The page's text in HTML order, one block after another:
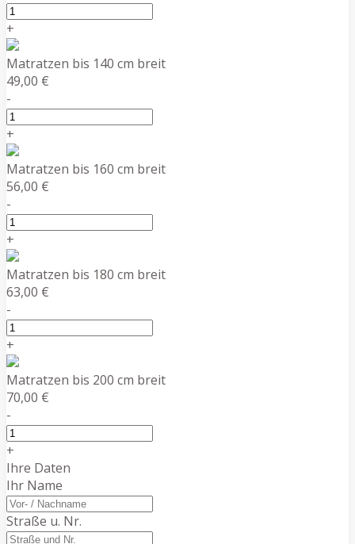
+
Matratzen bis 140 cm breit
49,00 €
-
+
Matratzen bis 160 cm breit
56,00 €
-
+
Matratzen bis 180 cm breit
63,00 €
-
+
Matratzen bis 200 cm breit
70,00 €
-
+
Ihre Daten
Ihr Name
Straße u. Nr.